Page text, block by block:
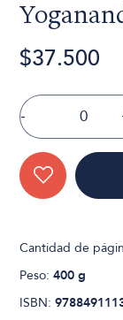
$37.500
-
Cantidad de
Peso:400 g
ISBN: